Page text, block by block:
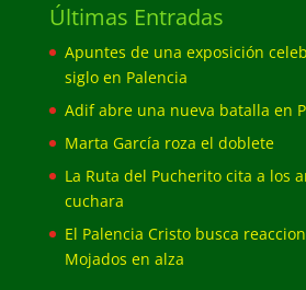
Últimas Entradas
Apuntes de una exposición
siglo en Palencia
Adif abre una nueva batalla en
Marta García roza el doblete
La Ruta del Pucherito cita a los
cuchara
El Palencia Cristo busca
Mojados en alza